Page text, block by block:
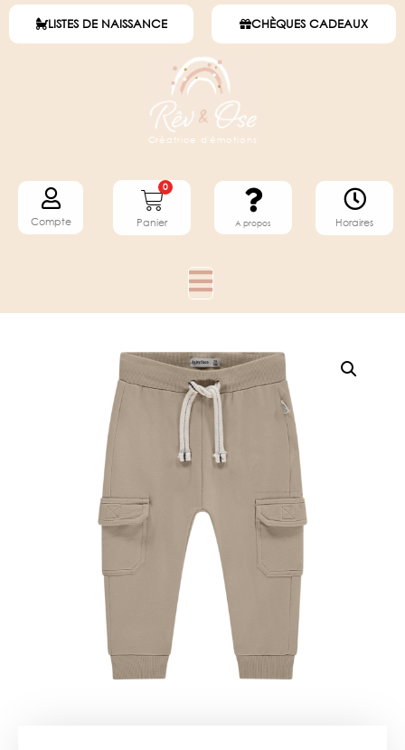
LISTES DE NAISSANCE CHÈQUES CADEAUX
Créatrice d'émotions
Compte
0
Panier A propos Horaires